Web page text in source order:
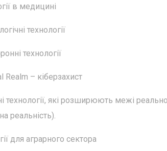
в медицині
технології
технології
– кіберзахист
технології, які розширюють межі
реальність).
для аграрного сектора